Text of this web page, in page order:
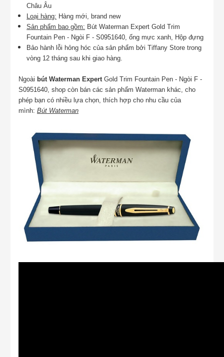
Châu Âu
Loại hàng: Hàng mới, brand new
Sản phẩm bao gồm: Bút Waterman Expert Gold Trim
Fountain Pen - Ngòi F - S0951640, ống mực xanh, Hộp đựng
Bảo hành lỗi hỏng hóc của sản phẩm bởi Tiffany Store trong
vòng 12 tháng sau khi giao hàng.
Ngoài bút Waterman Expert Gold Trim Fountain Pen - Ngòi F -
S0951640, shop còn bán các sản phẩm Waterman khác, cho
phép bạn có nhiều lựa chọn, thích hợp cho nhu cầu của
mình: Bút Waterman